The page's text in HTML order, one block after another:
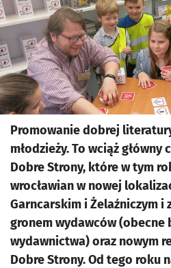
Promowanie dobrej
młodzieży. To wciąż główny
Dobre Strony, które w tym
wrocławian w nowej
Garncarskim i Żelaźniczym i
gronem wydawców (obecne
wydawnictwa) oraz nowym
Dobre Strony. Od tego roku